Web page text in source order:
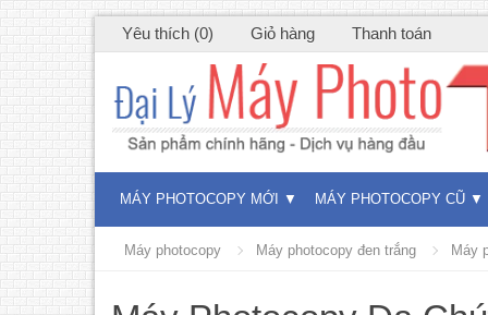
Yêu thích (0) Giỏ hàng Thanh toán
MÁY PHOTOCOPY MỚI MÁY PHOTOCOPY CŨ
Máy photocopy Máy photocopy đen trắng Máy